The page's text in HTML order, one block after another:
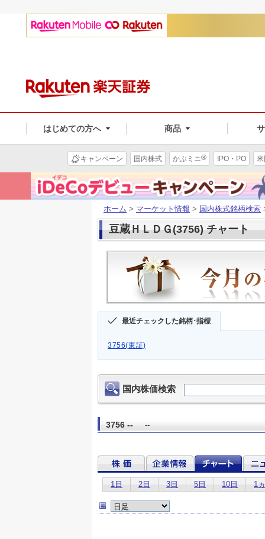
はじめての方へ 商品
キャンペーン 国内株式 かぶミニ® IPO・PO
ホーム > マーケット情報 > 国内株式銘柄検索
豆蔵ＨＬＤＧ(3756) チャート
最近チェックした銘柄･指標
3756(東証)